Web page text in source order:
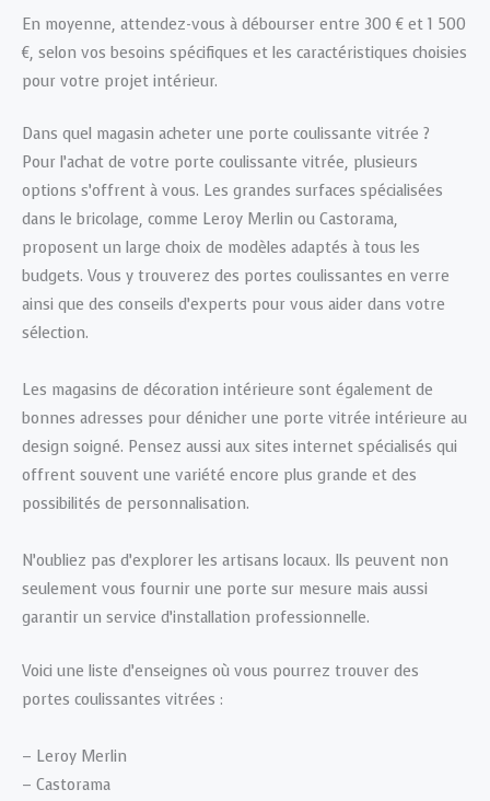
En moyenne, attendez-vous à débourser entre 300 € et 1 500
€, selon vos besoins spécifiques et les caractéristiques choisies
pour votre projet intérieur.
Dans quel magasin acheter une porte coulissante vitrée ?
Pour l’achat de votre porte coulissante vitrée, plusieurs
options s’offrent à vous. Les grandes surfaces spécialisées
dans le bricolage, comme Leroy Merlin ou Castorama,
proposent un large choix de modèles adaptés à tous les
budgets. Vous y trouverez des portes coulissantes en verre
ainsi que des conseils d’experts pour vous aider dans votre
sélection.
Les magasins de décoration intérieure sont également de
bonnes adresses pour dénicher une porte vitrée intérieure au
design soigné. Pensez aussi aux sites internet spécialisés qui
offrent souvent une variété encore plus grande et des
possibilités de personnalisation.
N’oubliez pas d’explorer les artisans locaux. Ils peuvent non
seulement vous fournir une porte sur mesure mais aussi
garantir un service d’installation professionnelle.
Voici une liste d’enseignes où vous pourrez trouver des
portes coulissantes vitrées :
– Leroy Merlin
– Castorama